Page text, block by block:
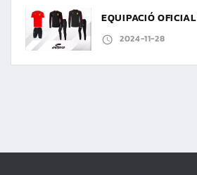
EQUIPACIÓ OFICIAL
2024-11-28